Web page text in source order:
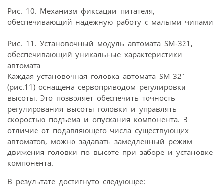
Рис. 10. Механизм фиксации питателя,
обеспечивающий надежную работу с малыми чипами
Рис. 11. Установочный модуль автомата SM-321,
обеспечивающий уникальные характеристики
автомата
Каждая установочная головка автомата SM-321
(рис.11) оснащена сервоприводом регулировки
высоты. Это позволяет обеспечить точность
регулирования высоты головки и управлять
скоростью подъема и опускания компонента. В
отличие от подавляющего числа существующих
автоматов, можно задавать замедленный режим
движения головки по высоте при заборе и установке
компонента.
В результате достигнуто следующее: